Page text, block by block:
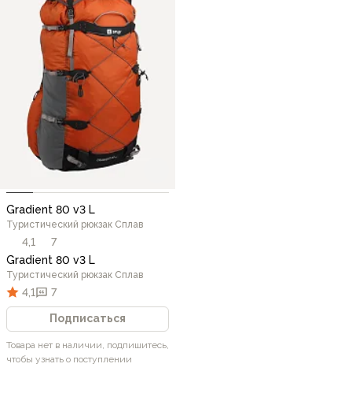
Gradient 80 v3 L
Туристический рюкзак Сплав
4,1
7
Gradient 80 v3 L
Туристический рюкзак Сплав
4,1 7
Подписаться
Товара нет в наличии, подпишитесь,
чтобы узнать о поступлении